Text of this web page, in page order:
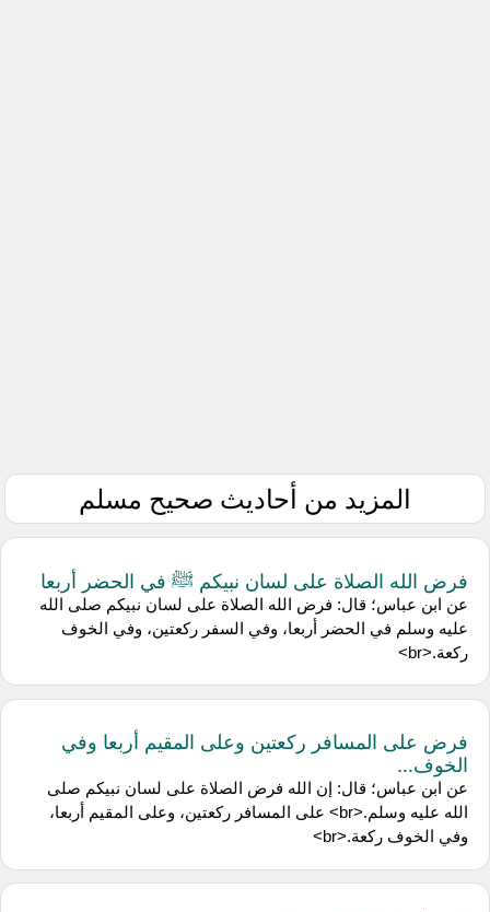
المزيد من أحاديث صحيح مسلم
فرض الله الصلاة على لسان نبيكم ﷺ في الحضر أربعا
عن ابن عباس؛ قال: فرض الله الصلاة على لسان نبيكم صلى الله
عليه وسلم في الحضر أربعا، وفي السفر ركعتين، وفي الخوف
ركعة.<br>
فرض على المسافر ركعتين وعلى المقيم أربعا وفي
الخوف...
عن ابن عباس؛ قال: إن الله فرض الصلاة على لسان نبيكم صلى
الله عليه وسلم.<br> على المسافر ركعتين، وعلى المقيم أربعا،
وفي الخوف ركعة.<br>